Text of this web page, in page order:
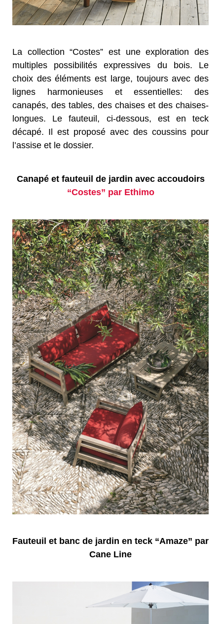
La collection “Costes” est une exploration des
multiples possibilités expressives du bois. Le
choix des éléments est large, toujours avec des
lignes harmonieuses et essentielles: des
canapés, des tables, des chaises et des chaises-
longues. Le fauteuil, ci-dessous, est en teck
décapé. Il est proposé avec des coussins pour
l’assise et le dossier.
Canapé et fauteuil de jardin avec accoudoirs
“Costes” par Ethimo
Fauteuil et banc de jardin en teck “Amaze” par
Cane Line